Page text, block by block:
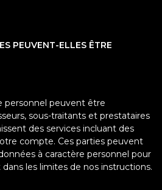
PEUVENT-ELLES ÊTRE
personnel peuvent être
sous-traitants et prestataires
des services incluant des
compte. Ces parties peuvent
à caractère personnel pour
les limites de nos instructions.